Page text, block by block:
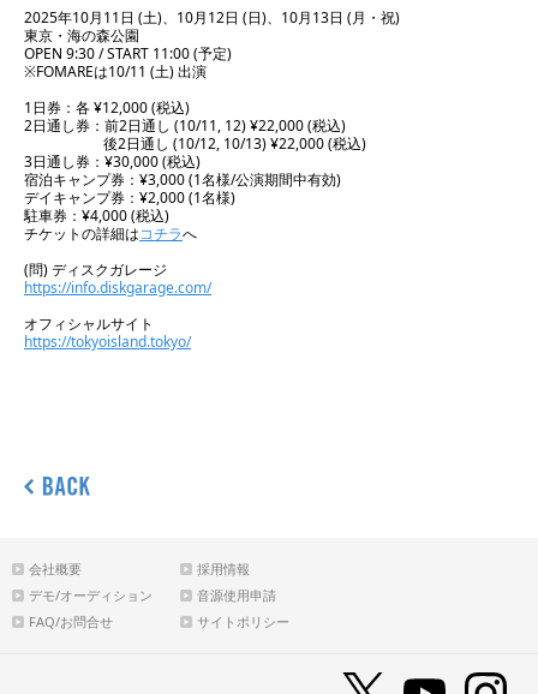
2025年10月11日 (土)、10月12日 (日)、10月13日 (月・祝)
東京・海の森公園
OPEN 9:30 / START 11:00 (予定)
※FOMAREは10/11 (土) 出演
1日券：各 ¥12,000 (税込)
2日通し券：前2日通し (10/11, 12) ¥22,000 (税込)
後2日通し (10/12, 10/13) ¥22,000 (税込)
3日通し券：¥30,000 (税込)
宿泊キャンプ券：¥3,000 (1名様/公演期間中有効)
デイキャンプ券：¥2,000 (1名様)
駐車券：¥4,000 (税込)
チケットの詳細はコチラへ
(問) ディスクガレージ
https://info.diskgarage.com/
オフィシャルサイト
https://tokyoisland.tokyo/
会社概要
採用情報
デモ/オーディション
音源使用申請
FAQ/お問合せ
サイトポリシー